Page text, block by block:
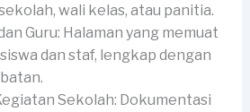
wali kelas, atau panitia.
Guru: Halaman yang memuat
dan staf, lengkap dengan
Sekolah: Dokumentasi